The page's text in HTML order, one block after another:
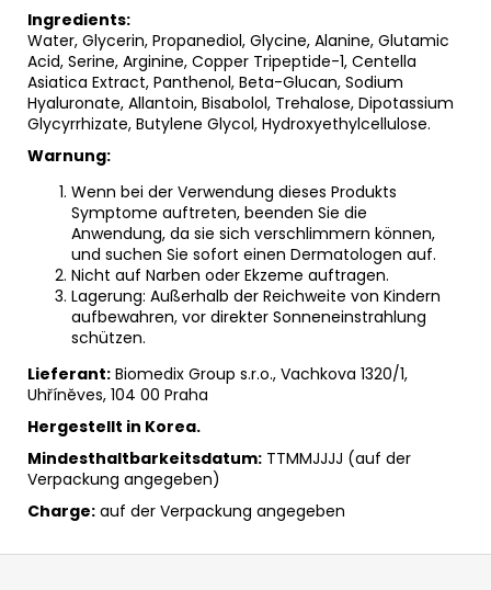
Ingredients:
Water, Glycerin, Propanediol, Glycine, Alanine, Glutamic
Acid, Serine, Arginine, Copper Tripeptide-1, Centella
Asiatica Extract, Panthenol, Beta-Glucan, Sodium
Hyaluronate, Allantoin, Bisabolol, Trehalose, Dipotassium
Glycyrrhizate, Butylene Glycol, Hydroxyethylcellulose.
Warnung:
Wenn bei der Verwendung dieses Produkts
Symptome auftreten, beenden Sie die
Anwendung, da sie sich verschlimmern können,
und suchen Sie sofort einen Dermatologen auf.
Nicht auf Narben oder Ekzeme auftragen.
Lagerung: Außerhalb der Reichweite von Kindern
aufbewahren, vor direkter Sonneneinstrahlung
schützen.
Lieferant: Biomedix Group s.r.o., Vachkova 1320/1,
Uhříněves, 104 00 Praha
Hergestellt in Korea.
Mindesthaltbarkeitsdatum: TTMMJJJJ (auf der
Verpackung angegeben)
Charge: auf der Verpackung angegeben
F